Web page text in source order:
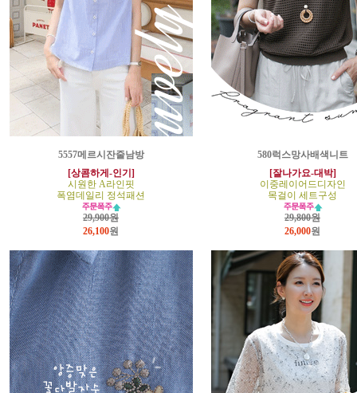
5557메르시잔줄남방
[상콤하게-인기]
시원한 A라인핏
폭염데일리 정석패션
29,900원
26,100원
580럭스망사배색니트
[잘나가요-대박]
이중레이어드디자인
목걸이 세트구성
29,800원
26,000원